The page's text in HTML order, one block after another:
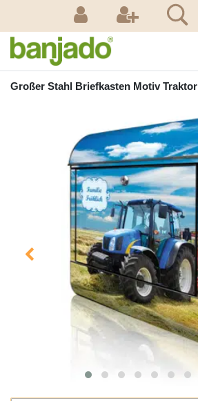
Großer Stahl Briefkasten Motiv Traktor